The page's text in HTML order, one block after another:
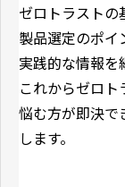
ゼロトラストの
製品選定のポイ
実践的な情報を
これからゼロ
悩む方が即決で
します。